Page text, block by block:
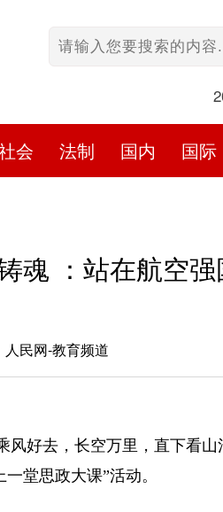
会 法制 国内 国际
魂 ：站在航空
人民网-教育频道
风好去，长空万里，直下看
堂思政大课”活动。